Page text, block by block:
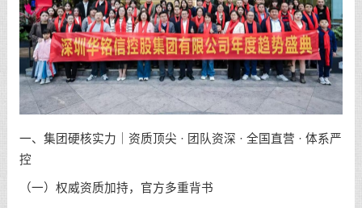
一、集团硬核实力｜资质顶尖 · 团队资深 · 全国直营 · 体系严
控
（一）权威资质加持，官方多重背书